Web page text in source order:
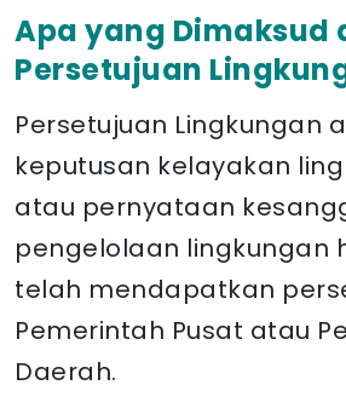
Apa yang Dimaksud
Persetujuan
Persetujuan Lingkungan
keputusan kelayakan
atau pernyataan
pengelolaan lingkungan
telah mendapatkan
Pemerintah Pusat atau
Daerah.